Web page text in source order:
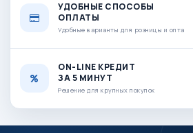
УДОБНЫЕ СПОСОБЫ
ОПЛАТЫ
Удобные варианты для розницы и опта
ON-LINE КРЕДИТ
ЗА 5 МИНУТ
Решение для крупных покупок